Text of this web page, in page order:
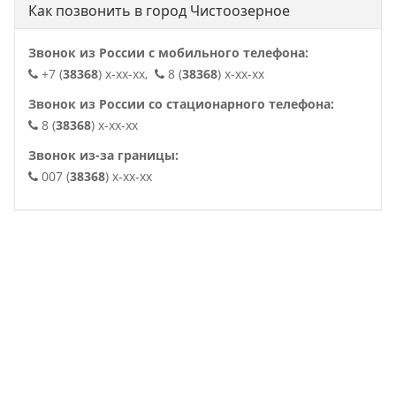
Как позвонить в город Чистоозерное
Звонок из России с мобильного телефона:
+7 (38368) x-xx-xx, 8 (38368) x-xx-xx
Звонок из России со стационарного телефона:
8 (38368) x-xx-xx
Звонок из-за границы:
007 (38368) x-xx-xx